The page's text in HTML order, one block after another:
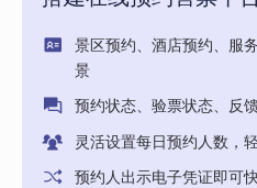
景区预约、酒店预约、服
景
预约状态、验票状态、反
灵活设置每日预约人数，
预约人出示电子凭证即可